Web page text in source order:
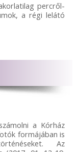
percről-
a régi lelátó
a Kórház
formájában is
Az